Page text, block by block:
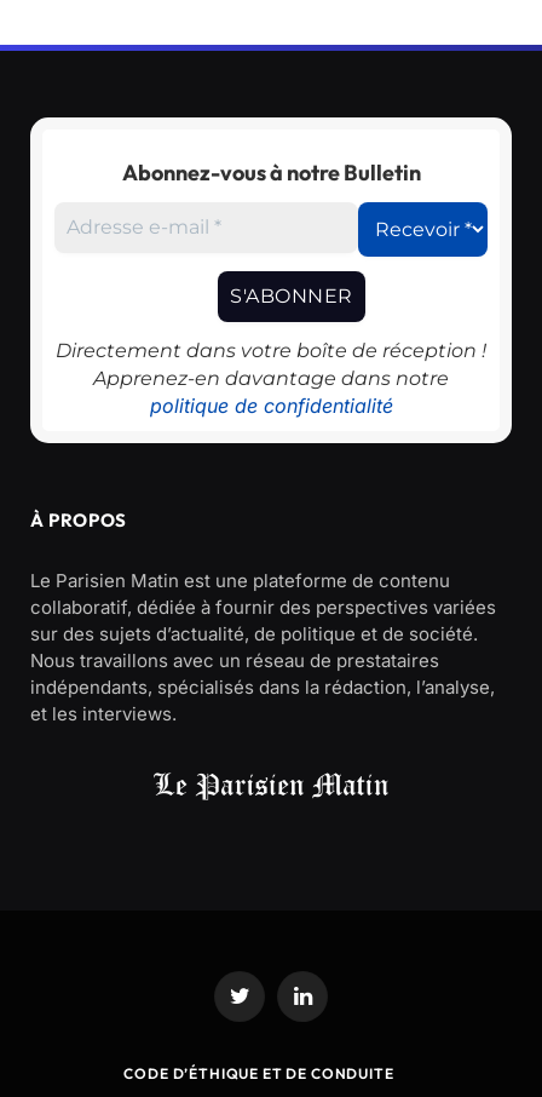
Abonnez-vous à notre Bulletin
Directement dans votre boîte de réception !
Apprenez-en davantage dans notre
politique de confidentialité
À PROPOS
Le Parisien Matin est une plateforme de contenu
collaboratif, dédiée à fournir des perspectives variées
sur des sujets d’actualité, de politique et de société.
Nous travaillons avec un réseau de prestataires
indépendants, spécialisés dans la rédaction, l’analyse,
et les interviews.
Twitter LinkedIn
CODE D’ÉTHIQUE ET DE CONDUITE